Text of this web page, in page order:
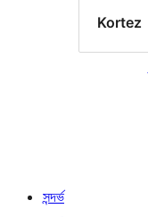
Kortez
সন্দৰ্ভ